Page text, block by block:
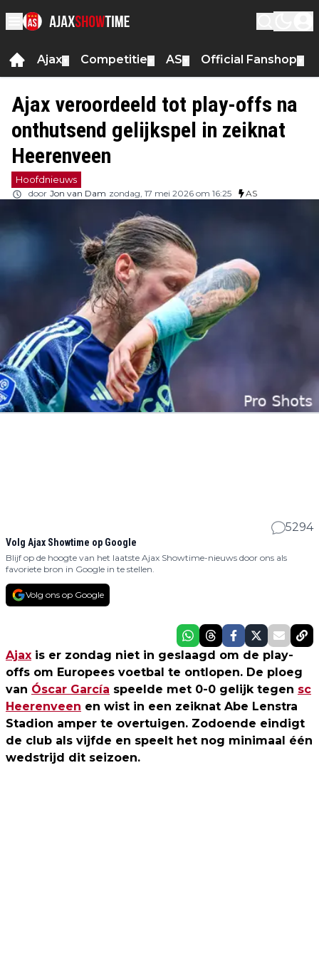
Ajax Competitie AS Official Fanshop
Ajax veroordeeld tot play-offs na
onthutsend gelijkspel in zeiknat
Heerenveen
Hoofdnieuws
door Jon van Dam zondag, 17 mei 2026 om 16:25 AS
5294
Volg Ajax Showtime op Google
Blijf op de hoogte van het laatste Ajax Showtime-nieuws door ons als
favoriete bron in Google in te stellen.
Volg ons op Google
Ajax is er zondag niet in geslaagd om de play-
offs om Europees voetbal te ontlopen. De ploeg
van Óscar García speelde met 0-0 gelijk tegen sc
Heerenveen en wist in een zeiknat Abe Lenstra
Stadion amper te overtuigen. Zodoende eindigt
de club als vijfde en speelt het nog minimaal één
wedstrijd dit seizoen.